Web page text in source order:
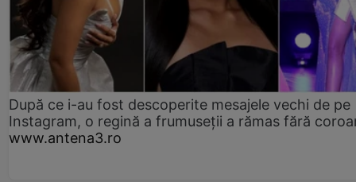
După ce i-au fost descoperite mesajele vechi de pe
Instagram, o regină a frumuseții a rămas fără
www.antena3.ro